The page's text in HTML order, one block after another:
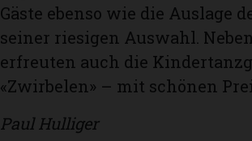
Gäste ebenso wie die
seiner riesigen Auswahl.
erfreuten auch die
«Zwirbelen» – mit schönen
Paul Hulliger